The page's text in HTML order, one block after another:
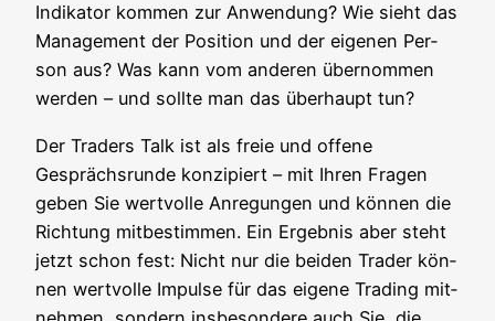
Indi­ka­tor kom­men zur Anwen­dung? Wie sieht das
Manage­ment der Posi­ti­on und der eige­nen Per­
son aus? Was kann vom ande­ren über­nom­men
wer­den – und soll­te man das über­haupt tun?
Der Trad­ers Talk ist als freie und offe­ne
Gesprächs­run­de kon­zi­piert – mit Ihren Fra­gen
geben Sie wert­vol­le Anre­gun­gen und kön­nen die
Rich­tung mit­be­stim­men. Ein Ergeb­nis aber steht
jetzt schon fest: Nicht nur die bei­den Trader kön­
nen wert­vol­le Impul­se für das eige­ne Tra­ding mit­